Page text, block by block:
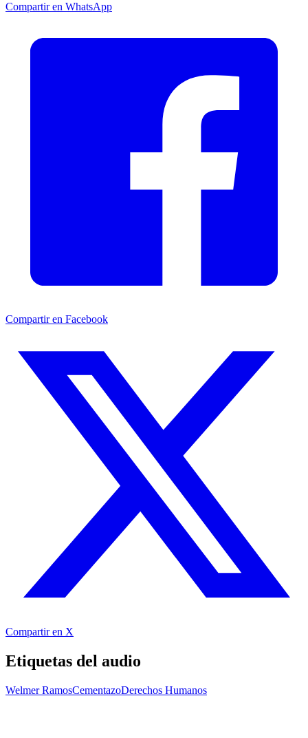
Compartir en WhatsApp
Compartir en Facebook
Compartir en X
Etiquetas del audio
Welmer RamosCementazoDerechos Humanos